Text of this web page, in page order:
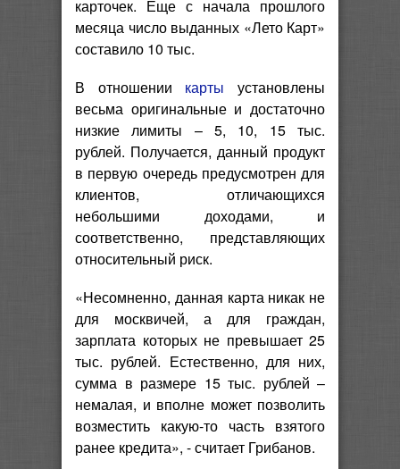
карточек. Еще с начала прошлого
месяца число выданных «Лето Карт»
составило 10 тыс.
В отношении карты установлены
весьма оригинальные и достаточно
низкие лимиты – 5, 10, 15 тыс.
рублей. Получается, данный продукт
в первую очередь предусмотрен для
клиентов, отличающихся
небольшими доходами, и
соответственно, представляющих
относительный риск.
«Несомненно, данная карта никак не
для москвичей, а для граждан,
зарплата которых не превышает 25
тыс. рублей. Естественно, для них,
сумма в размере 15 тыс. рублей –
немалая, и вполне может позволить
возместить какую-то часть взятого
ранее кредита», - считает Грибанов.